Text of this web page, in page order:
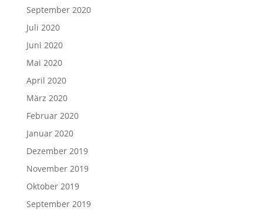
September 2020
Juli 2020
Juni 2020
Mai 2020
April 2020
März 2020
Februar 2020
Januar 2020
Dezember 2019
November 2019
Oktober 2019
September 2019